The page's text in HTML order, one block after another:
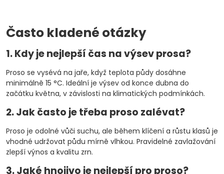
Často kladené otázky
1. Kdy je nejlepší čas na výsev prosa?
Proso se vysévá na jaře, když teplota půdy dosáhne
minimálně 15 °C. Ideální je výsev od konce dubna do
začátku května, v závislosti na klimatických podmínkách.
2. Jak často je třeba proso zalévat?
Proso je odolné vůči suchu, ale během klíčení a růstu klasů je
vhodné udržovat půdu mírně vlhkou. Pravidelné zavlažování
zlepší výnos a kvalitu zrn.
3. Jaké hnojivo je nejlepší pro proso?